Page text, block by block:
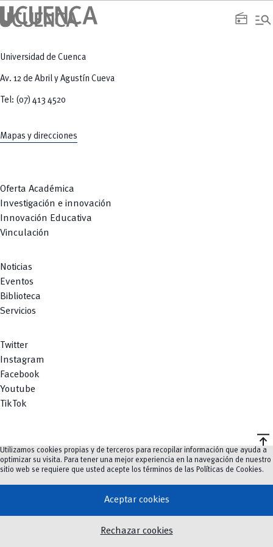
radio manage_search
Universidad de Cuenca
Av. 12 de Abril y Agustín Cueva
Tel: (07) 413 4520
Mapas y direcciones
Oferta Académica
Investigación e innovación
Innovación Educativa
Vinculación
Noticias
Eventos
Biblioteca
Servicios
Twitter
Instagram
Facebook
Youtube
TikTok
vertical_align_top
©2023-2026UCuenca.
Utilizamos cookies propias y de terceros para recopilar información que ayuda a
optimizar su visita. Para tener una mejor experiencia en la navegación de nuestro
sitio web se requiere que usted acepte los términos de las Políticas de Cookies.
Aceptar cookies
Rechazar cookies